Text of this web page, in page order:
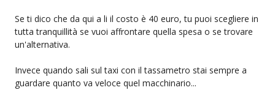
Se ti dico che da qui a li il costo è 40 euro, tu puoi scegliere in
tutta tranquillità se vuoi affrontare quella spesa o se trovare
un'alternativa.
Invece quando sali sul taxi con il tassametro stai sempre a
guardare quanto va veloce quel macchinario...